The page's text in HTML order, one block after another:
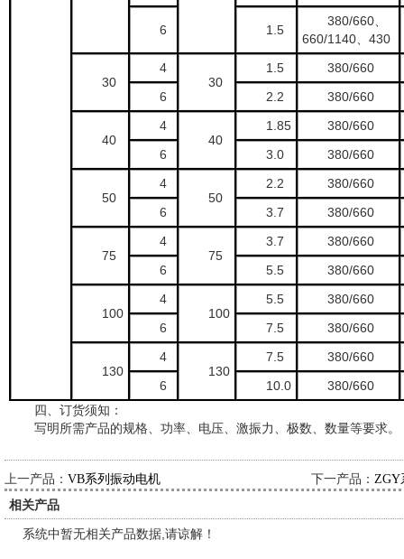
6 1.5
380/660、
660/1140、430
30
4
30
1.5
380/660
6
2.2 380/660
40
4
40
1.85
380/660
6
3.0 380/660
50
4
50
2.2
380/660
6
3.7 380/660
75
4
75
3.7
380/660
6
5.5 380/660
100
4
100
5.5
380/660
6
7.5 380/660
130
4
130
7.5
380/660
6
10.0
380/660
四、订货须知：
写明所需产品的规格、功率、电压、激振力、极数、数量等要求。
上一产品： VB系列振动电机 下一产品： ZGY
相关产品
系统中暂无相关产品数据,请谅解！